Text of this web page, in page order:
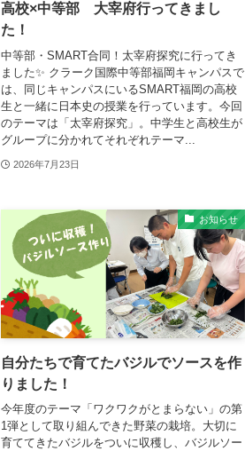
高校×中等部 大宰府行ってきまし
た！
中等部・SMART合同！太宰府探究に行ってき
ました✨ クラーク国際中等部福岡キャンパスで
は、同じキャンパスにいるSMART福岡の高校
生と一緒に日本史の授業を行っています。今回
のテーマは「太宰府探究」。中学生と高校生が
グループに分かれてそれぞれテーマ...
2026年7月23日
お知らせ
自分たちで育てたバジルでソースを作
りました！
今年度のテーマ「ワクワクがとまらない」の第
1弾として取り組んできた野菜の栽培。大切に
育ててきたバジルをついに収穫し、バジルソー